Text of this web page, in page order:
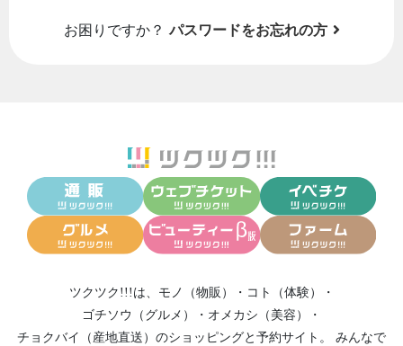
お困りですか？ パスワードをお忘れの方
ツクツク!!!は、 モノ（物販） ・ コト（体験）
・
ゴチソウ（グルメ）
・ オメカシ（美容）
・
チョクバイ（産地直送） のショッピングと予約サイト。
みんなで